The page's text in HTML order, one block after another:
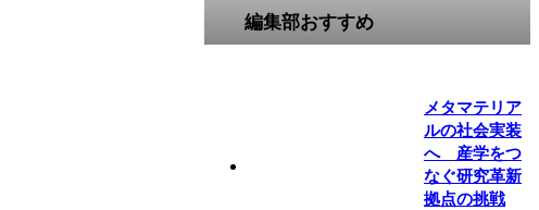
編集部おすすめ
メタマテリア
ルの社会実装
へ 産学をつ
なぐ研究革新
拠点の挑戦